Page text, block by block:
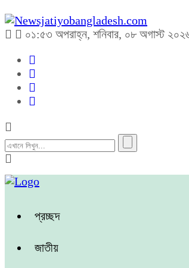
০১:৫৩ অপরাহ্ন, শনিবার, ০৮ অগাস্ট
প্রচ্ছদ
জাতীয়